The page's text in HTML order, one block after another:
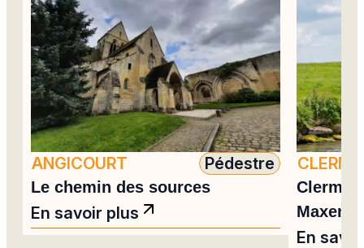
Le chemin des sources
ANGICOURT Pédestre
En savoir plus
Maxence
En